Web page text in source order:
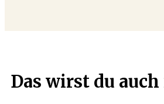
Das wirst du